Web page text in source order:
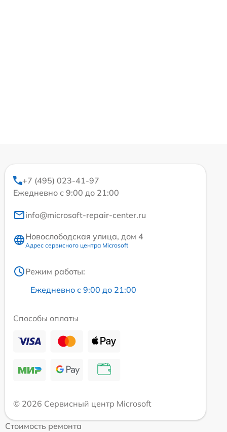
+7 (495) 023-41-97
Ежедневно с 9:00 до 21:00
info@microsoft-repair-center.ru
Новослободская улица, дом 4
Адрес сервисного центра Microsoft
Режим работы:
Ежедневно с 9:00 до 21:00
Способы оплаты
© 2026 Сервисный центр Microsoft
Стоимость ремонта